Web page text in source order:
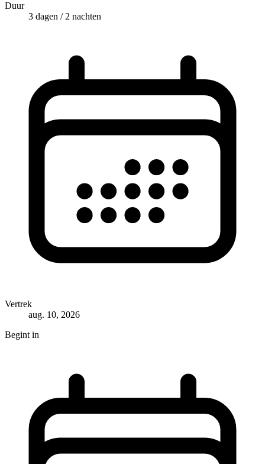
Duur
3 dagen / 2 nachten
Vertrek
aug. 10, 2026
Begint in